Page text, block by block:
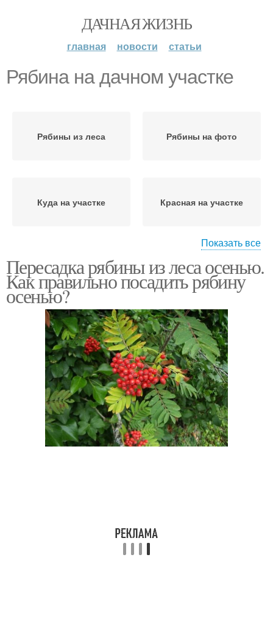
ДАЧНАЯ ЖИЗНЬ
главная новости статьи
Рябина на дачном участке
Рябины из леса Рябины на фото
Куда на участке Красная на участке
Работы на участке
Показать все
Пересадка рябины из леса осенью.
Как правильно посадить рябину
осенью?